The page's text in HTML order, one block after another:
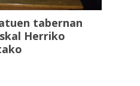
tabernan
Herriko